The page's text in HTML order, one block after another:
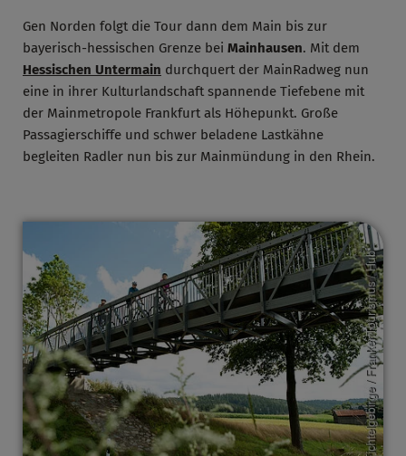
Gen Norden folgt die Tour dann dem Main bis zur
bayerisch-hessischen Grenze bei Mainhausen. Mit dem
Hessischen Untermain durchquert der MainRadweg nun
eine in ihrer Kulturlandschaft spannende Tiefebene mit
der Mainmetropole Frankfurt als Höhepunkt. Große
Passagierschiffe und schwer beladene Lastkähne
begleiten Radler nun bis zur Mainmündung in den Rhein.